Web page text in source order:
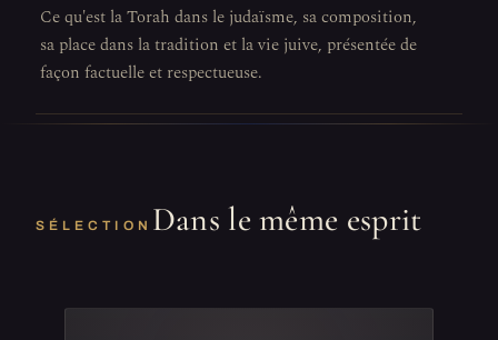
Ce qu'est la Torah dans le judaïsme, sa composition,
sa place dans la tradition et la vie juive, présentée de
façon factuelle et respectueuse.
SÉLECTION Dans le même esprit